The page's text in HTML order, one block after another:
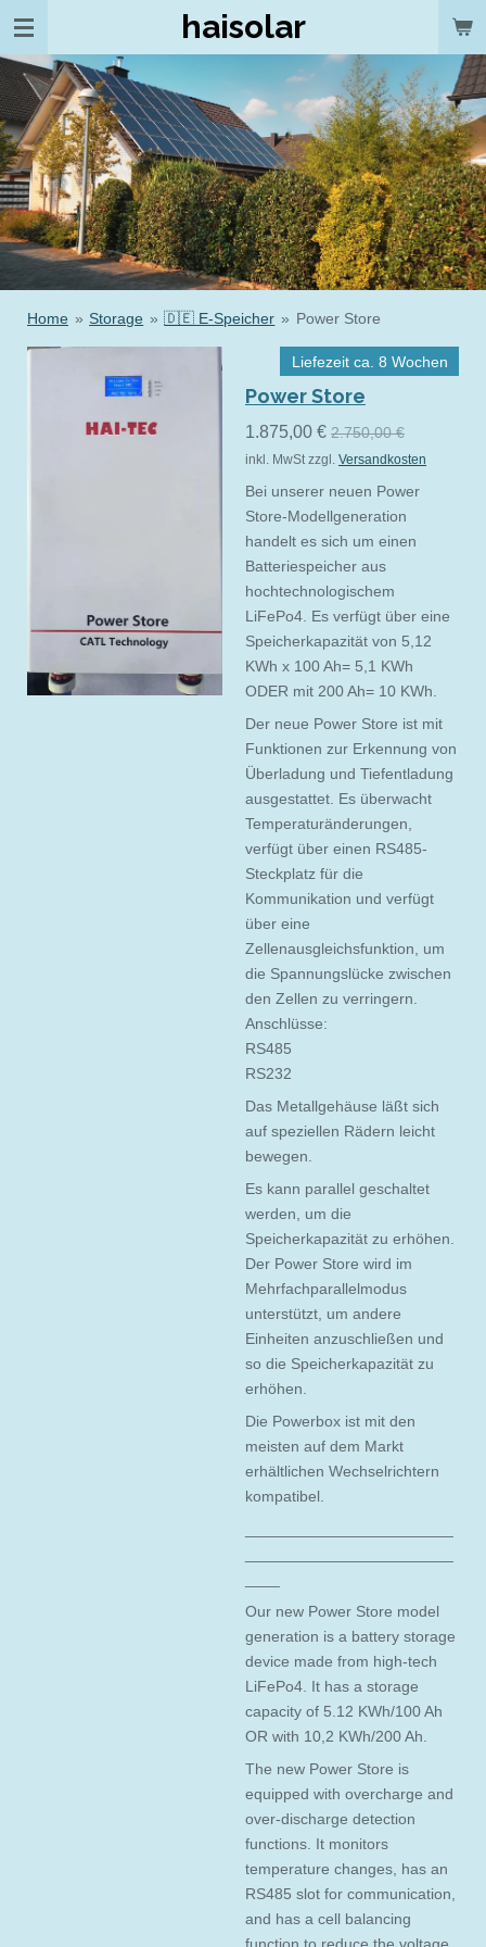
Zum
springen
haisolar
Home » Storage » 🇩🇪 E-Speicher » Power Store
Liefezeit ca. 8 Wochen
Power Store
1.875,00 € 2.750,00 €
inkl. MwSt zzgl. Versandkosten
Bei unserer neuen Power
Store-Modellgeneration
handelt es sich um einen
Batteriespeicher aus
hochtechnologischem
LiFePo4. Es verfügt über eine
Speicherkapazität von 5,12
KWh x 100 Ah= 5,1 KWh
ODER mit 200 Ah= 10 KWh.
Der neue Power Store ist mit
Funktionen zur Erkennung von
Überladung und Tiefentladung
ausgestattet. Es überwacht
Temperaturänderungen,
verfügt über einen RS485-
Steckplatz für die
Kommunikation und verfügt
über eine
Zellenausgleichsfunktion, um
die Spannungslücke zwischen
den Zellen zu verringern.
Anschlüsse:
RS485
RS232
Das Metallgehäuse läßt sich
auf speziellen Rädern leicht
bewegen.
Es kann parallel geschaltet
werden, um die
Speicherkapazität zu erhöhen.
Der Power Store wird im
Mehrfachparallelmodus
unterstützt, um andere
Einheiten anzuschließen und
so die Speicherkapazität zu
erhöhen.
Die Powerbox ist mit den
meisten auf dem Markt
erhältlichen Wechselrichtern
kompatibel.
Our new Power Store model
generation is a battery storage
device made from high-tech
LiFePo4. It has a storage
capacity of 5.12 KWh/100 Ah
OR with 10,2 KWh/200 Ah.
The new Power Store is
equipped with overcharge and
over-discharge detection
functions. It monitors
temperature changes, has an
RS485 slot for communication,
and has a cell balancing